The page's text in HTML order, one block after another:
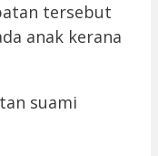
tersebut
anak kerana
suami